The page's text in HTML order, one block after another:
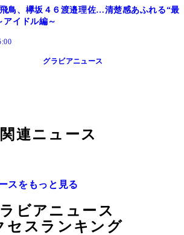
鳥、欅坂４６渡邉理佐…清楚感あふれる“最
アイドル編～
グラビアニュース
関連ニュース
スをもっと見る
ビアニュース
セスランキング